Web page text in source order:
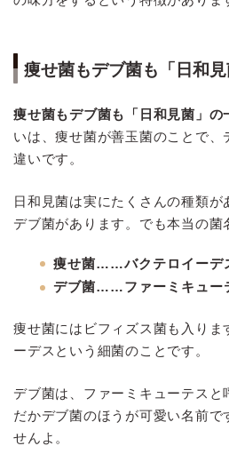
痩せ菌もデブ菌も「日和
痩せ菌もデブ菌も「日和見菌」の
いは、痩せ菌が善玉菌のことで、
違いです。
日和見菌は実にたくさんの種類が
デブ菌があります。でも本当の菌
痩せ菌……バクテロイーデ
デブ菌……ファーミキュー
痩せ菌にはビフィズス菌も入りま
ーデスという細菌のことです。
デブ菌は、ファーミキューテスと
だかデブ菌のほうが可愛い名前で
せんよ。